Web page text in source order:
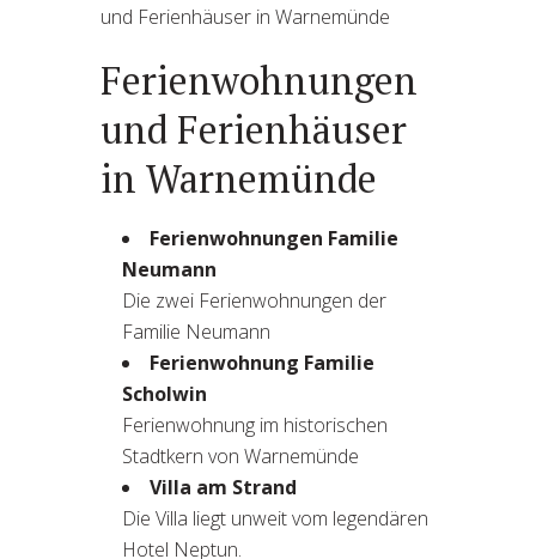
und Ferienhäuser in Warnemünde
Ferienwohnungen
und Ferienhäuser
in Warnemünde
Ferienwohnungen Familie
Neumann
Die zwei Ferienwohnungen der
Familie Neumann
Ferienwohnung Familie
Scholwin
Ferienwohnung im historischen
Stadtkern von Warnemünde
Villa am Strand
Die Villa liegt unweit vom legendären
Hotel Neptun.